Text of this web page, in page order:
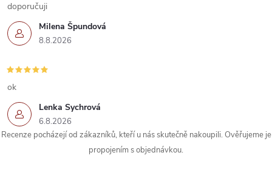
Milena Špundová
8.8.2026
doporučuji
Lenka Sychrová
6.8.2026
ok
Recenze pocházejí od zákazníků, kteří u nás skutečně nakoupili. Ověřujeme je
propojením s objednávkou.